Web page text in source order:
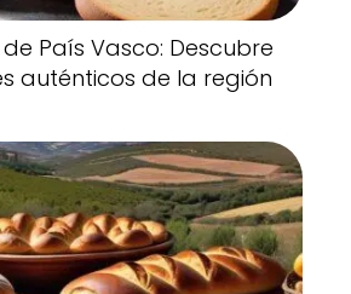
País Vasco: Descubre
auténticos de la región